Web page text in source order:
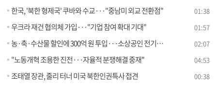
한국, '북한 형제국' 쿠바와 수교···"중남미 외교 전환점" 01:38
우크라 재건 협의체 가입···"기업 참여 확대 기대" 01:57
농·축·수산물 할인에 300억 원 투입···소상공인 전기요금 지원 02:07
"노동개혁 조용한 진전···자율적 분쟁해결 중재" 04:53
조태열 장관, 줄리 터너 미국 북한인권특사 접견 00:38